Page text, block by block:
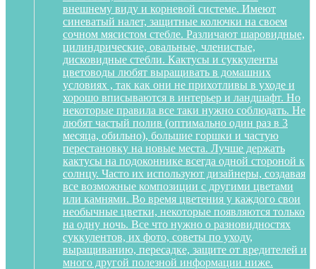
внешнему виду и корневой системе. Имеют
синеватый налет, защитные колючки на своем
сочном мясистом стебле. Различают шаровидные,
цилиндрические, овальные, членистые,
дисковидные стебли. Кактусы и суккуленты
цветоводы любят выращивать в домашних
условиях , так как они не прихотливы в уходе и
хорошо вписываются в интерьер и ландшафт. Но
некоторые правила все таки нужно соблюдать. Не
любят частый полив (оптимально один раз в 3
месяца, обильно), большие горшки и частую
перестановку на новые места. Лучше держать
кактусы на подоконнике всегда одной стороной к
солнцу. Часто их используют дизайнеры, создавая
все возможные композиции с другими цветами
или камнями. Во время цветения у каждого свои
необычные цветки, некоторые появляются только
на одну ночь. Все что нужно о разновидностях
суккулентов, их фото, советы по уходу,
выращиванию, пересадке, защите от вредителей и
много другой полезной информации ниже.